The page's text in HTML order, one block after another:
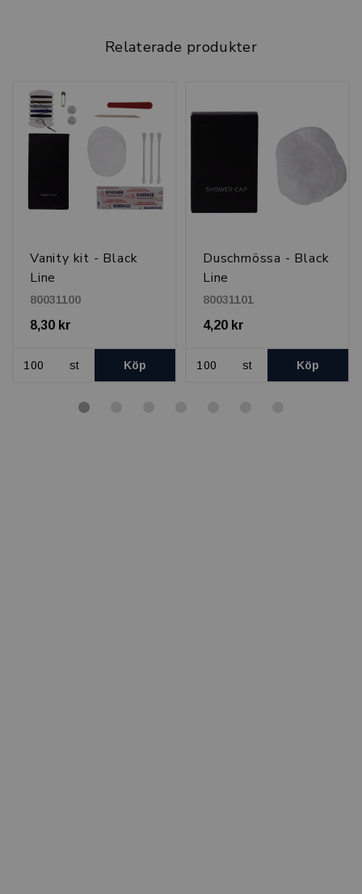
Relaterade produkter
Vanity kit - Black
Line
80031100
8,30 kr
st Köp
Duschmössa - Black
Line
80031101
4,20 kr
st Köp